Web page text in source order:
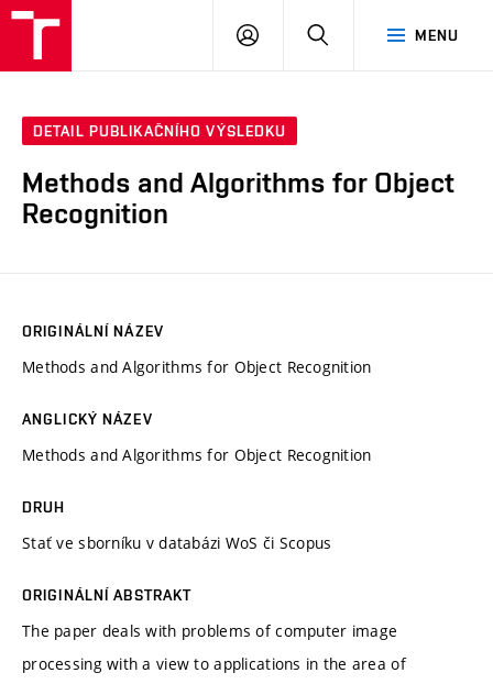
MENU
PŘIHLÁSIT
DETAIL PUBLIKAČNÍHO VÝSLEDKU
Methods and Algorithms for Object
Recognition
ORIGINÁLNÍ NÁZEV
Methods and Algorithms for Object Recognition
ANGLICKÝ NÁZEV
Methods and Algorithms for Object Recognition
DRUH
Stať ve sborníku v databázi WoS či Scopus
ORIGINÁLNÍ ABSTRAKT
The paper deals with problems of computer image
processing with a view to applications in the area of